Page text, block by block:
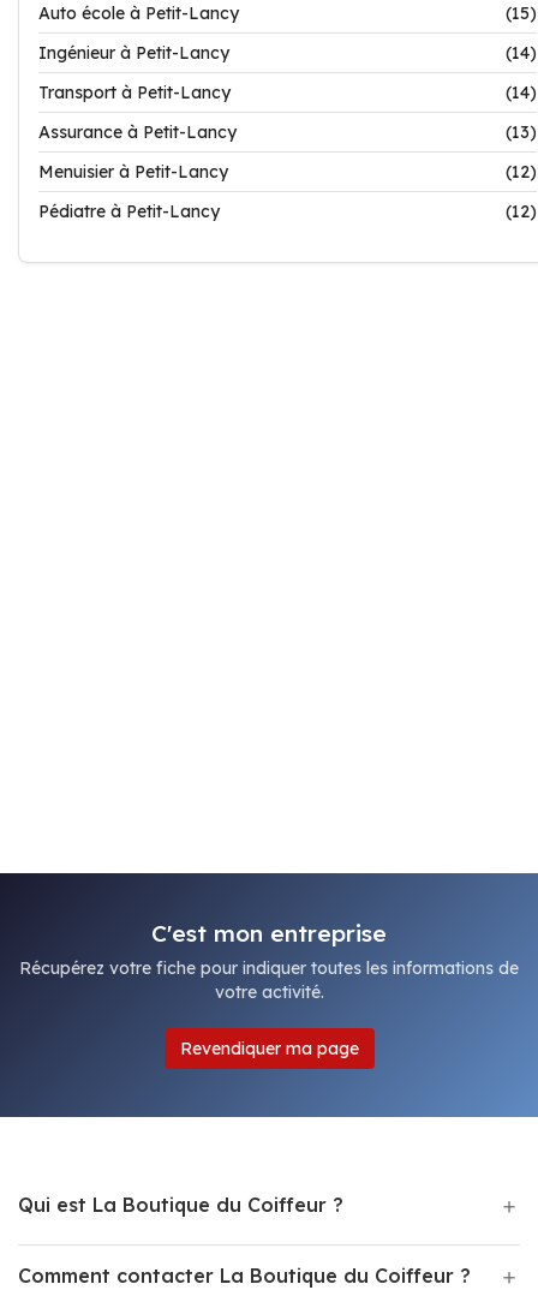
Auto école à Petit-Lancy
(15)
Ingénieur à Petit-Lancy
(14)
Transport à Petit-Lancy
(14)
Assurance à Petit-Lancy
(13)
Menuisier à Petit-Lancy
(12)
Pédiatre à Petit-Lancy
(12)
C'est mon entreprise
Récupérez votre fiche pour indiquer toutes les informations de
votre activité.
Revendiquer ma page
Qui est La Boutique du Coiffeur ?
Comment contacter La Boutique du Coiffeur ?